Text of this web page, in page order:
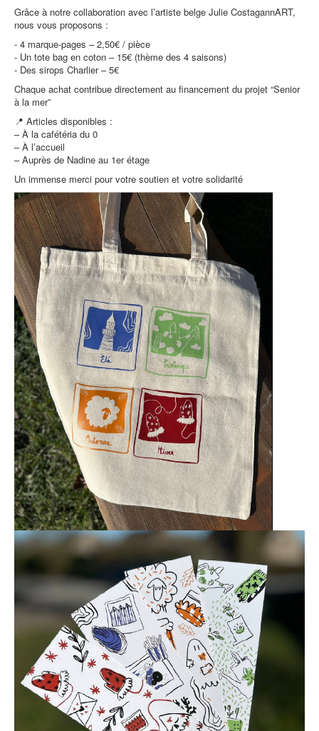
Grâce à notre collaboration avec l’artiste belge Julie CostagannART,
nous vous proposons :
- 4 marque-pages – 2,50€ / pièce
- Un tote bag en coton – 15€ (thème des 4 saisons)
- Des sirops Charlier – 5€
Chaque achat contribue directement au financement du projet “Senior
à la mer”
📍 Articles disponibles :
– À la cafétéria du 0
– À l’accueil
– Auprès de Nadine au 1er étage
Un immense merci pour votre soutien et votre solidarité